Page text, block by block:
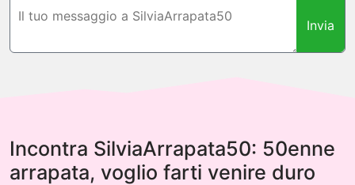
Invia
Incontra SilviaArrapata50: 50enne
arrapata, voglio farti venire duro